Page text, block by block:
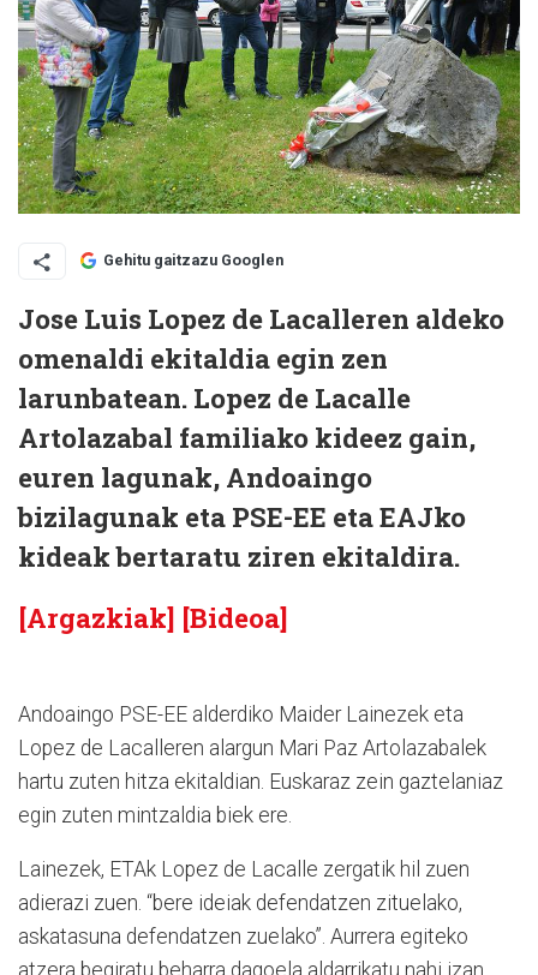
Gehitu gaitzazu Googlen
Jose Luis Lopez de Lacalleren aldeko
omenaldi ekitaldia egin zen
larunbatean. Lopez de Lacalle
Artolazabal familiako kideez gain,
euren lagunak, Andoaingo
bizilagunak eta PSE-EE eta EAJko
kideak bertaratu ziren ekitaldira.
[Argazkiak] [Bideoa]
Andoaingo PSE-EE alderdiko Maider Lainezek eta
Lopez de Lacalleren alargun Mari Paz Artolazabalek
hartu zuten hitza ekitaldian. Euskaraz zein gaztelaniaz
egin zuten mintzaldia biek ere.
Lainezek, ETAk Lopez de Lacalle zergatik hil zuen
adierazi zuen. “bere ideiak defendatzen zituelako,
askatasuna defendatzen zuelako”. Aurrera egiteko